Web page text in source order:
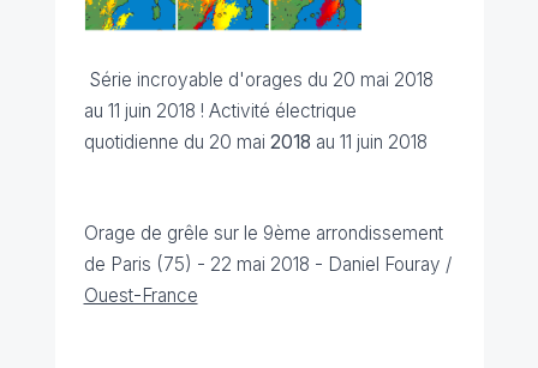
Série incroyable d'orages du 20 mai 2018
au 11 juin 2018 ! Activité électrique
quotidienne du 20 mai 2018 au 11 juin 2018
Orage de grêle sur le 9ème arrondissement
de Paris (75) - 22 mai 2018 - Daniel Fouray /
Ouest-France